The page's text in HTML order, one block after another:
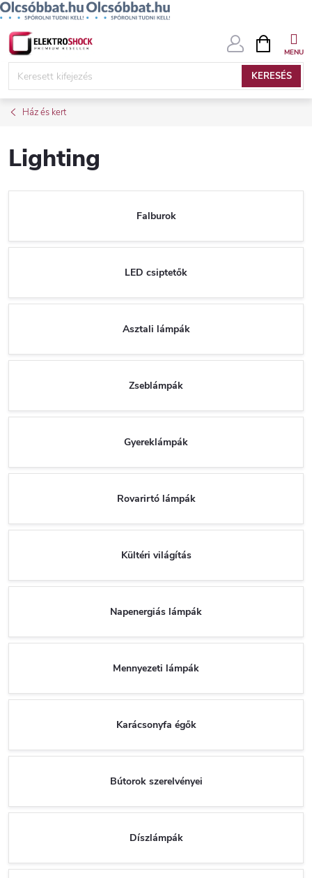
Ugrás
KERESÉS
KOSÁR
Ház és kert
Lighting
Falburok
LED csiptetők
Asztali lámpák
Zseblámpák
Gyereklámpák
Rovarirtó lámpák
Kültéri világítás
Napenergiás lámpák
Mennyezeti lámpák
Karácsonyfa égők
Bútorok szerelvényei
Díszlámpák